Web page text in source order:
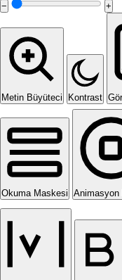
− +
Metin Büyüteci Kontrast
Okuma Maskesi Animasyon